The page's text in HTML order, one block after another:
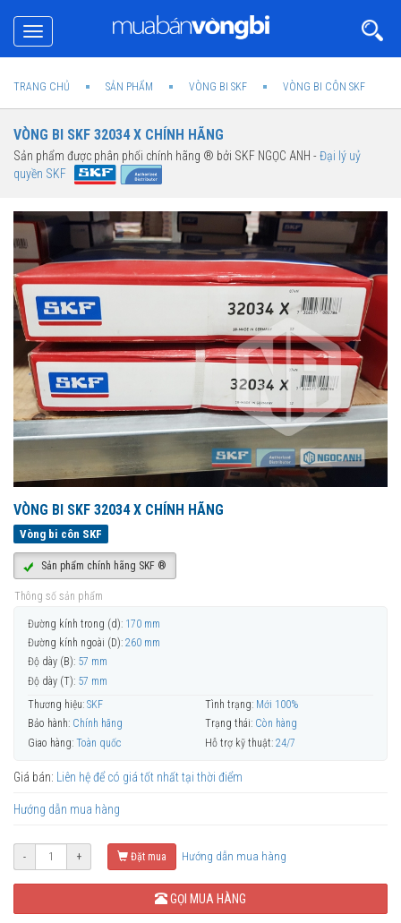
Toggle
navigation
TRANG CHỦ SẢN PHẨM VÒNG BI SKF VÒNG BI CÔN SKF
VÒNG BI SKF 32034 X CHÍNH HÃNG
Sản phẩm được phân phối chính hãng ® bởi SKF NGỌC ANH -Đại lý uỷ
quyền SKF
VÒNG BI SKF 32034 X CHÍNH HÃNG
Vòng bi côn SKF
Sản phẩm chính hãng SKF ®
Thông số sản phẩm
Đường kính trong (d): 170 mm
Đường kính ngoài (D): 260 mm
Độ dày (B): 57 mm
Độ dày (T): 57 mm
Thương hiệu: SKF Tình trạng: Mới 100%
Bảo hành: Chính hãng Trạng thái: Còn hàng
Giao hàng: Toàn quốc Hỗ trợ kỹ thuật: 24/7
Giá bán: Liên hệ để có giá tốt nhất tại thời điểm
Hướng dẫn mua hàng
- + Đặt mua Hướng dẫn mua hàng
GỌI MUA HÀNG